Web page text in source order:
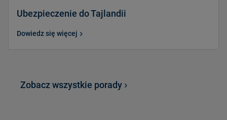
Ubezpieczenie do Tajlandii
Dowiedz się więcej
Zobacz wszystkie porady